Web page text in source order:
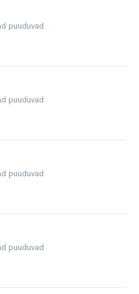
puuduvad
puuduvad
puuduvad
puuduvad